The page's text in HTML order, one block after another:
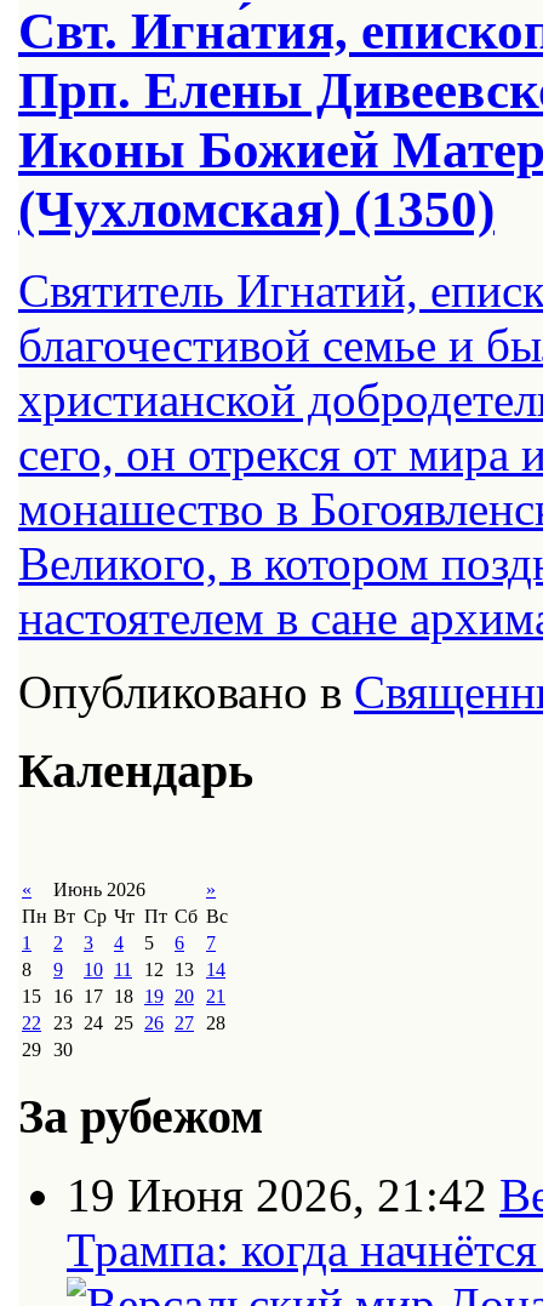
Свт. Игна́тия,
Прп. Елены
Иконы Божией
(Чухломская) (1350)
Святитель Игнатий,
благочестивой семье и
христианской
сего, он отрекся от
монашество в
Великого, в котором
настоятелем в сане
Опубликовано в
Календарь
« Июнь 2026
»
Пн Вт Ср Чт Пт Сб Вс
1
2 3 4 5 6
7
8
9 10 11 12 13
14
15
16 17 18 19 20
21
22
23 24 25 26 27
28
29 30
За рубежом
19 Июня 2026, 21:42
Трампа: когда